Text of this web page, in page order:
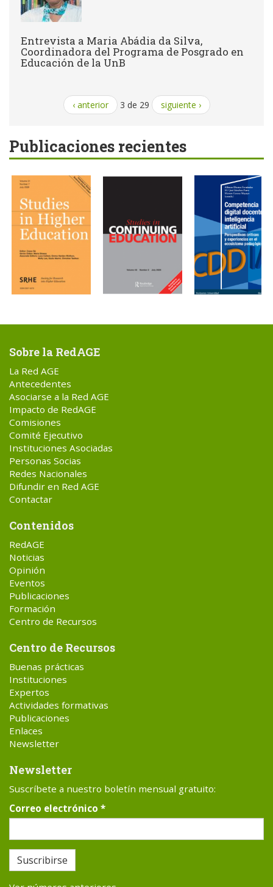
Entrevista a Maria Abádia da Silva,
Coordinadora del Programa de Posgrado en
Educación de la UnB
‹ anterior 3 de 29 siguiente ›
Publicaciones recientes
Sobre la RedAGE
La Red AGE
Antecedentes
Asociarse a la Red AGE
Impacto de RedAGE
Comisiones
Comité Ejecutivo
Instituciones Asociadas
Personas Socias
Redes Nacionales
Difundir en Red AGE
Contactar
Contenidos
RedAGE
Noticias
Opinión
Eventos
Publicaciones
Formación
Centro de Recursos
Centro de Recursos
Buenas prácticas
Instituciones
Expertos
Actividades formativas
Publicaciones
Enlaces
Newsletter
Newsletter
Suscríbete a nuestro boletín mensual gratuito:
Correo electrónico *
Suscribirse